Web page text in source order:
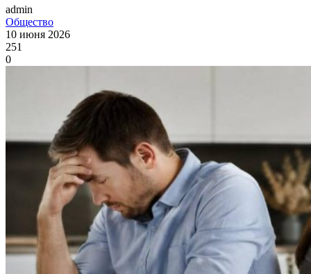
admin
Общество
10 июня 2026
251
0